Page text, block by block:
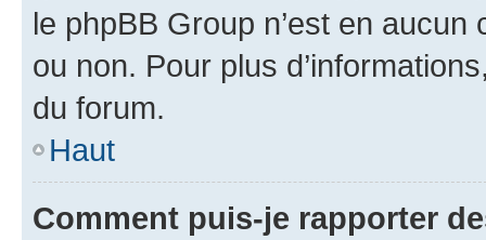
le phpBB Group n’est en
ou non. Pour plus
du forum.
Haut
Comment puis-je rapporter